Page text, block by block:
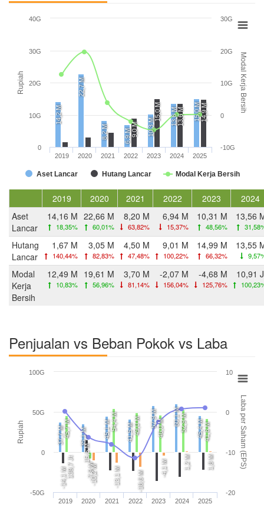
Rupiah Modal Kerja Bersih
14,2 M
22,7 M
8,2 M 6,9 M 10,3 M
13,6 M 15,0 M
9,0 M
15,0 M 13,6 M 14,9 M
Aset Lancar Hutang Lancar Modal Kerja Bersih
2019 2020 2021 2022 2023 2024 2025
0
10G
20G
30G
40G
-10G
0
10G
20G
30G
2019 2020 2021 2022 2023
2024
Aset
Lancar
14,16 M
18,35%
22,66 M
60,01%
8,20 M
63,82%
6,94 M
15,37%
10,31 M
48,56%
13,56
Hutang
Lancar
1,67 M
140,44%
3,05 M
82,83%
4,50 M
47,48%
9,01 M
100,22%
14,99 M
66,32%
13,55
Modal
Kerja
Bersih
12,49 M
10,83%
19,61 M
56,96%
3,70 M
81,14%
-2,07 M
156,04%
-4,68 M
125,76%
10,91
Penjualan vs Beban Pokok vs Laba
Rupiah Laba per Saham (EPS)
37,7 M 35,1 M 45,1 M 41,5 M
57,9 M 60,1 M
45,4 M
-14,1 M
15,6 M
45,7 M
-7,9 M
54,4 M 49,0 M 46,0 M 52,9 M 41,6 M
139,7 Jt -10,2 M -13,1 M -18,6 M
-4,1 M 1,2 M 1,8 M
2019 2020 2021 2022 2023 2024 2025
-50G
0
50G
100G
-20
-10
0
10